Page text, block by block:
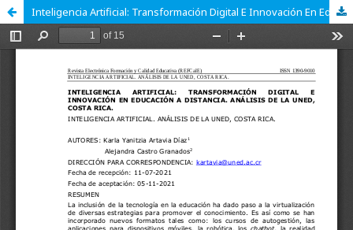
Inteligencia Artificial: Transformación Digital E Innovación En Educación A Distancia. Análisis De La Uned, Costa Rica.